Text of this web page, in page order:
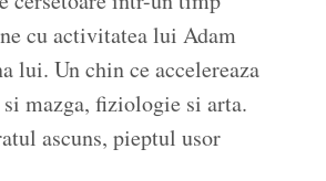
cu activitatea lui Adam
lui. Un chin ce accelereaza
mazga, fiziologie si arta.
ascuns, pieptul usor